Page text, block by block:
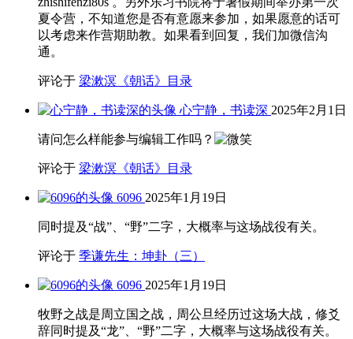
夏令营，不知道您是否有意愿来参加，如果愿意的话可
以考虑来作营期助教。如果看到回复，我们加微信沟
通。
评论于 梁漱溟《朝话》目录
心宁静，书读深 2025年2月1日
请问怎么样能参与编辑工作吗？
评论于 梁漱溟《朝话》目录
6096 2025年1月19日
同时提及“战”、“野”二字，大概率与这场战役有关。
评论于 季谦先生：坤卦（三）
6096 2025年1月19日
牧野之战是周立国之战，周公旦经历过这场大战，修爻
辞同时提及“龙”、“野”二字，大概率与这场战役有关。